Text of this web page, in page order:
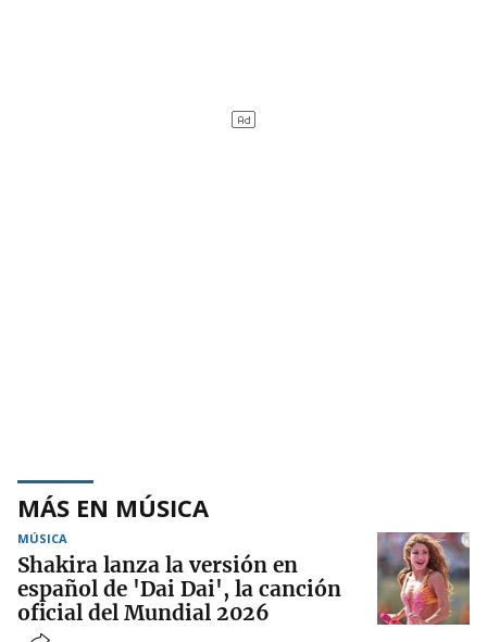
MÁS EN MÚSICA
MÚSICA
Shakira lanza la versión en
español de 'Dai Dai', la canción
oficial del Mundial 2026